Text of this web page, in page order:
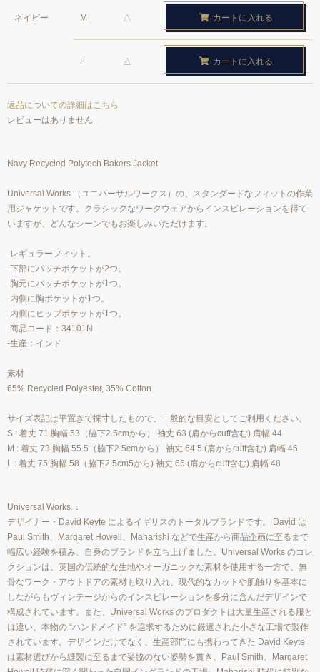
ネイビー M △ カートに入れる
L △ カートに入れる
返品についての詳細はこちら
レビューはありません
Navy Recycled Polytech Bakers Jacket
Universal Works.（ユニバーサルワークス）の、スタンダードなフィットの作業
用ジャケットです。クラシックなワークウェアからインスピレーションを得て
いますが、どんなシーンでもお楽しみいただけます。
-レギュラーフィット。
-下部にパッチポケットが2つ。
-胸元にパッチポケットが1つ。
-内側に胸ポケットが1つ。
-内側にヒップポケットが1つ。
-商品コード：34101N
-生産：インド
素材
65% Recycled Polyester, 35% Cotton
サイズ表記は平置きで採寸したもので、一般的な目安としてご利用ください。
S : 着丈 71 胸幅 53（脇下2.5cmから） 袖丈 63 (肩からcuff含む) 肩幅 44
M : 着丈 73 胸幅 55.5（脇下2.5cmから） 袖丈 64.5 (肩からcuff含む) 肩幅 46
L : 着丈 75 胸幅 58（脇下2.5cm5から) 袖丈 66 (肩からcuff含む) 肩幅 48
Universal Works.：
デザイナー・David Keyte によるイギリスのトータルブランドです。 David は
Paul Smith、Margaret Howell、Maharishi などで生産から商品企画に至るまで
幅広い経験を積み、自身のブランドを立ち上げました。Universal Works のコレ
クションは、英国の伝統的な生地やオーガニックな素材を使用する一方で、無
骨なワーク・アウトドアの素材も取り入れ、現代的なカットや肌触りを基本に
しながらもヴィンテージからのインスピレーションを多分に含んだデザインで
構成されています。また、Universal Works のプロダクトは大量生産される服と
は違い、本物の “ハンドメイド” を追求するために厳選された小さな工場で製作
されています。デザインだけでなく、生産部門にも携わってきた David Keyte
は素材選びから縫製に至るまで妥協のない姿勢を貫き、Paul Smith、Margaret